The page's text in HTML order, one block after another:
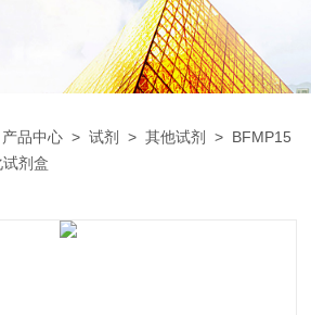
产品中心 >试剂 >其他试剂
> BFMP15
剂盒